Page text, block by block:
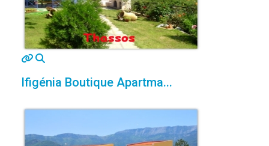
MOD_JTCS_VIEW_ARTICLE_LINK
Ifigénia Boutique Apartma...